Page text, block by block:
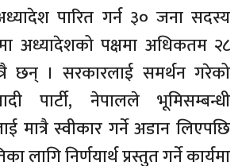
अध्यादेश पारित गर्न ३० जना सदस्य
अध्यादेशको पक्षमा अधिकतम २८
छन् । सरकारलाई समर्थन गरेको
पार्टी, नेपालले भूमिसम्बन्धी
मात्रै स्वीकार गर्ने अडान लिएपछि
लागि निर्णयार्थ प्रस्तुत गर्ने कार्यमा